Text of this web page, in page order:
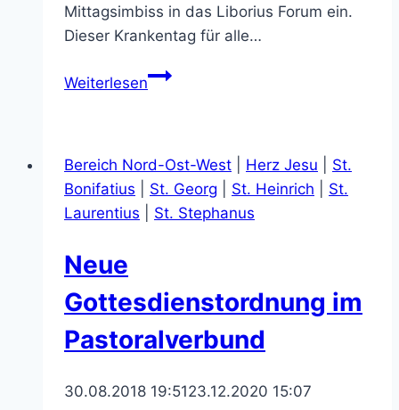
Mittagsimbiss in das Liborius Forum ein.
Dieser Krankentag für alle…
WeiterlesenKrankentag
2018
im
Dom
Bereich Nord-Ost-West Herz Jesu
St.
Bonifatius
St. Georg St. Heinrich
St.
Laurentius
St. Stephanus
Neue
Gottesdienstordnung im
Pastoralverbund
30.08.2018 19:5123.12.2020 15:07